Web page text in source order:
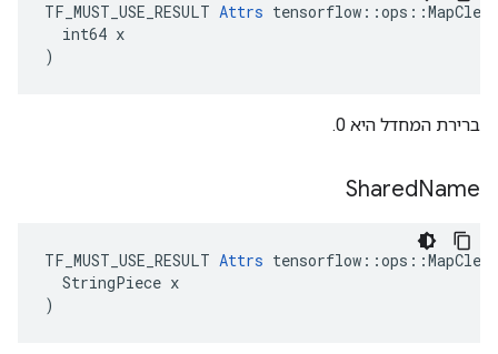
TF_MUST_USE_RESULT Attrs
  int64 x
)
ברירת המחדל היא 0.
SharedName
TF_MUST_USE_RESULT Attrs
  StringPiece x
)